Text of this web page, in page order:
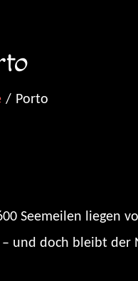
Porto
Seemeilen liegen
und doch bleibt